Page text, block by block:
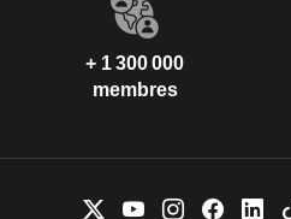
+ 1 300 000
membres